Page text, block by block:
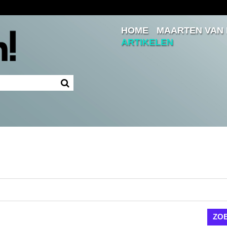
Inloggen
Ingelogd blijven
HOME
MAARTEN VAN
ARTIKELEN